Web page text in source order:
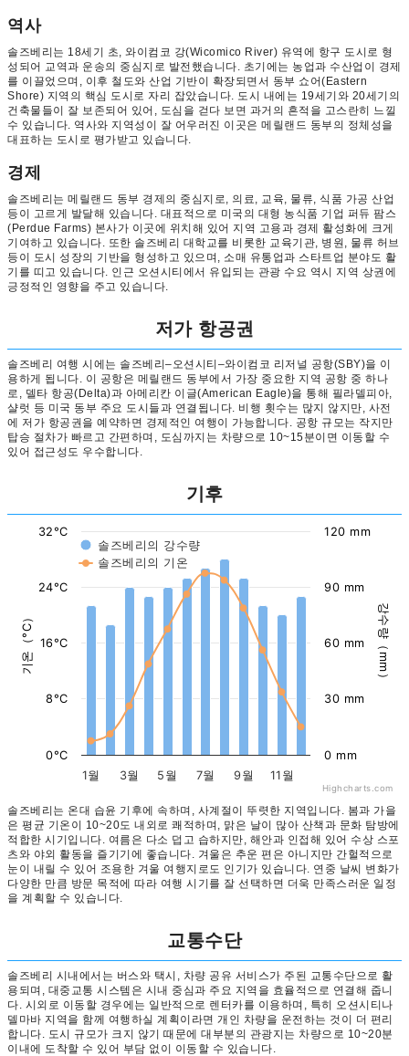
역사
솔즈베리는 18세기 초, 와이컴코 강(Wicomico River) 유역에 항구 도시로 형
성되어 교역과 운송의 중심지로 발전했습니다. 초기에는 농업과 수산업이 경제
를 이끌었으며, 이후 철도와 산업 기반이 확장되면서 동부 쇼어(Eastern
Shore) 지역의 핵심 도시로 자리 잡았습니다. 도시 내에는 19세기와 20세기의
건축물들이 잘 보존되어 있어, 도심을 걷다 보면 과거의 흔적을 고스란히 느낄
수 있습니다. 역사와 지역성이 잘 어우러진 이곳은 메릴랜드 동부의 정체성을
대표하는 도시로 평가받고 있습니다.
경제
솔즈베리는 메릴랜드 동부 경제의 중심지로, 의료, 교육, 물류, 식품 가공 산업
등이 고르게 발달해 있습니다. 대표적으로 미국의 대형 농식품 기업 퍼듀 팜스
(Perdue Farms) 본사가 이곳에 위치해 있어 지역 고용과 경제 활성화에 크게
기여하고 있습니다. 또한 솔즈베리 대학교를 비롯한 교육기관, 병원, 물류 허브
등이 도시 성장의 기반을 형성하고 있으며, 소매 유통업과 스타트업 분야도 활
기를 띠고 있습니다. 인근 오션시티에서 유입되는 관광 수요 역시 지역 상권에
긍정적인 영향을 주고 있습니다.
저가 항공권
솔즈베리 여행 시에는 솔즈베리–오션시티–와이컴코 리저널 공항(SBY)을 이
용하게 됩니다. 이 공항은 메릴랜드 동부에서 가장 중요한 지역 공항 중 하나
로, 델타 항공(Delta)과 아메리칸 이글(American Eagle)을 통해 필라델피아,
샬럿 등 미국 동부 주요 도시들과 연결됩니다. 비행 횟수는 많지 않지만, 사전
에 저가 항공권을 예약하면 경제적인 여행이 가능합니다. 공항 규모는 작지만
탑승 절차가 빠르고 간편하며, 도심까지는 차량으로 10~15분이면 이동할 수
있어 접근성도 우수합니다.
기후
기온（°C） 강수량（mm）
솔즈베리의 강수량
솔즈베리의 기온
1월 3월 5월 7월 9월 11월
0°C
8°C
16°C
24°C
32°C
0 mm
30 mm
60 mm
90 mm
120 mm
Highcharts.com
솔즈베리는 온대 습윤 기후에 속하며, 사계절이 뚜렷한 지역입니다. 봄과 가을
은 평균 기온이 10~20도 내외로 쾌적하며, 맑은 날이 많아 산책과 문화 탐방에
적합한 시기입니다. 여름은 다소 덥고 습하지만, 해안과 인접해 있어 수상 스포
츠와 야외 활동을 즐기기에 좋습니다. 겨울은 추운 편은 아니지만 간헐적으로
눈이 내릴 수 있어 조용한 겨울 여행지로도 인기가 있습니다. 연중 날씨 변화가
다양한 만큼 방문 목적에 따라 여행 시기를 잘 선택하면 더욱 만족스러운 일정
을 계획할 수 있습니다.
교통수단
솔즈베리 시내에서는 버스와 택시, 차량 공유 서비스가 주된 교통수단으로 활
용되며, 대중교통 시스템은 시내 중심과 주요 지역을 효율적으로 연결해 줍니
다. 시외로 이동할 경우에는 일반적으로 렌터카를 이용하며, 특히 오션시티나
델마바 지역을 함께 여행하실 계획이라면 개인 차량을 운전하는 것이 더 편리
합니다. 도시 규모가 크지 않기 때문에 대부분의 관광지는 차량으로 10~20분
이내에 도착할 수 있어 부담 없이 이동할 수 있습니다.